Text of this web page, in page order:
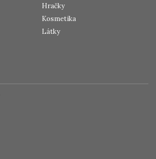
Hračky
Kosmetika
Látky